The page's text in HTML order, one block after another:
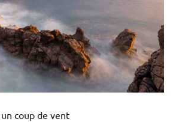
coup de vent